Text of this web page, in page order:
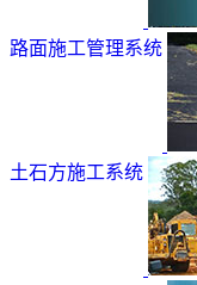
路面施工管理系统
土石方施工系统